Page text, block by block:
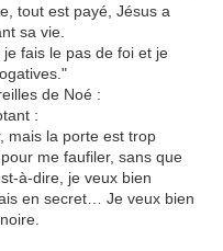
tout est payé, Jésus a
sa vie.
fais le pas de foi et je
de Noé :
:
mais la porte est trop
me faufiler, sans que
à-dire, je veux bien
en secret… Je veux bien